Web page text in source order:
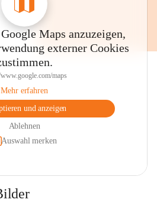
Maps anzuzeigen,
externer Cookies
maps
Mehr erfahren
und anzeigen
Ablehnen
Auswahl merken